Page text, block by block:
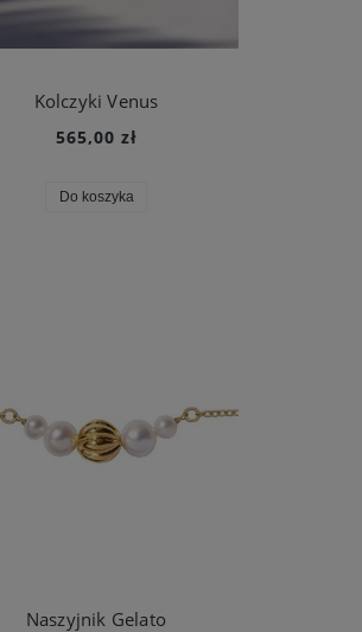
Kolczyki Venus
565,00 zł
Do koszyka
Naszyjnik Gelato